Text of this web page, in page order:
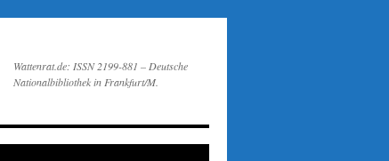
Wattenrat.de: ISSN 2199-881 – Deutsche
Nationalbibliothek in Frankfurt/M.